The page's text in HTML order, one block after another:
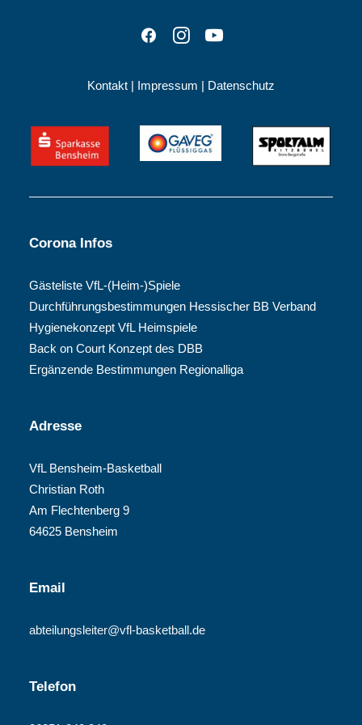
Kontakt | Impressum | Datenschutz
Corona Infos
Gästeliste VfL-(Heim-)Spiele
Durchführungsbestimmungen Hessischer BB Verband
Hygienekonzept VfL Heimspiele
Back on Court Konzept des DBB
Ergänzende Bestimmungen Regionalliga
Adresse
VfL Bensheim-Basketball
Christian Roth
Am Flechtenberg 9
64625 Bensheim
Email
abteilungsleiter@vfl-basketball.de
Telefon